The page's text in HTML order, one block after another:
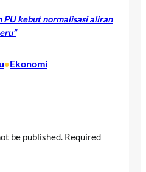
PU kebut normalisasi aliran
•Ekonomi
be published. Required